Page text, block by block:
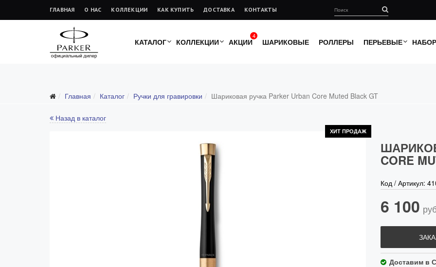
ГЛАВНАЯ О НАС КОЛЛЕКЦИИ КАК КУПИТЬ ДОСТАВКА КОНТАКТЫ
КАТАЛОГ КОЛЛЕКЦИИ
4
АКЦИИ ШАРИКОВЫЕ РОЛЛЕРЫ ПЕРЬЕВЫЕ
Главная Каталог Ручки для гравировки Шариковая ручка Parker Urban Core Muted Black GT
Назад в каталог
ХИТ ПРОДАЖ
CORE
Код / Артикул:
6 100
Доставим в
Ежедневники
Ручки для гравировки